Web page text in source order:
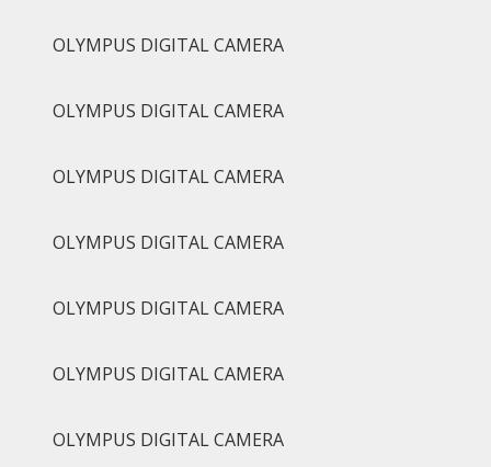
OLYMPUS DIGITAL CAMERA
OLYMPUS DIGITAL CAMERA
OLYMPUS DIGITAL CAMERA
OLYMPUS DIGITAL CAMERA
OLYMPUS DIGITAL CAMERA
OLYMPUS DIGITAL CAMERA
OLYMPUS DIGITAL CAMERA